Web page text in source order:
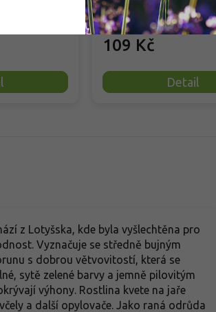
109 Kč
Detail
hnojivo pro ovocné stromy
jako jsou jabloně, hrušně,
z Lotyšska, kde byla vyšlechtěna pro
Vyznačuje se středně bujným
s dobrou větvovitostí, která se
sytě zelené barvy a jemně pilovitým
výhony. Rostlina kvete na jaře
a další opylovače. Jako raná odrůda